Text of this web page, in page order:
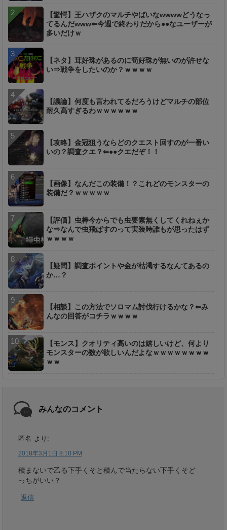
【驚愕】王ハザクのマルチやばいなwwwwどうなっ
てるんだwww⇐今週で終わりだから●●なユーザーが
多いだけｗ
【ネタ】茸好珠があるのに筍好珠が無いのが許せな
い⇒戦争をしたいのか？ｗｗｗｗ
【議論】何度も言われてるだろうけどマルチの部位
耐久高すぎるわｗｗｗｗｗｗ
【攻略】金冠狙うならどのクエスト回すのが一番い
いの？調査クエ？⇐●●クエだぞ！！
【画像】なんだこの装備！？これどのモンスターの
装備だ？ｗｗｗｗｗ
【評価】虫棒今からでも虫要素無くしてくれねぇか
な⇒なんで虫飛ばすのって実装時誰もが思ったはず
ｗｗｗｗ
【疑問】調査ポイントや金が枯渇するなんてあるの
か…？
【相談】この方法でソロマム討伐行けるかな？⇐み
んなの回答がコチラｗｗｗｗ
【モンス】クオリティ高いのは嬉しいけど、何より
モンスターの数が欲しいんだよなｗｗｗｗｗｗｗｗ
ｗｗ
みんなのコメント
匿名 より:
2018年3月1日 8:10 PM
積まないで乙る下手くそと積んで当たらない下手くそど
っちがいい？
返信